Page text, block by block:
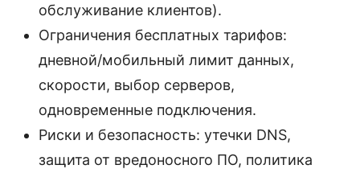
обслуживание клиентов).
Ограничения бесплатных тарифов:
дневной/мобильный лимит данных,
скорости, выбор серверов,
одновременные подключения.
Риски и безопасность: утечки DNS,
защита от вредоносного ПО, политика